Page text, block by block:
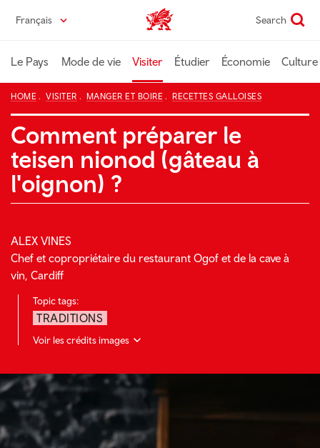
principal
Français Wales home Search
Le Pays Mode de vie Visiter Étudier Économie
HOME VISITER MANGER ET BOIRE RECETTES GALLOISES
Comment préparer le
teisen nionod (gâteau à
l'oignon) ?
ALEX VINES
Chef et copropriétaire du restaurant Ogof et de la cave à
vin, Cardiff
Topic tags:
TRADITIONS
Voir les crédits images